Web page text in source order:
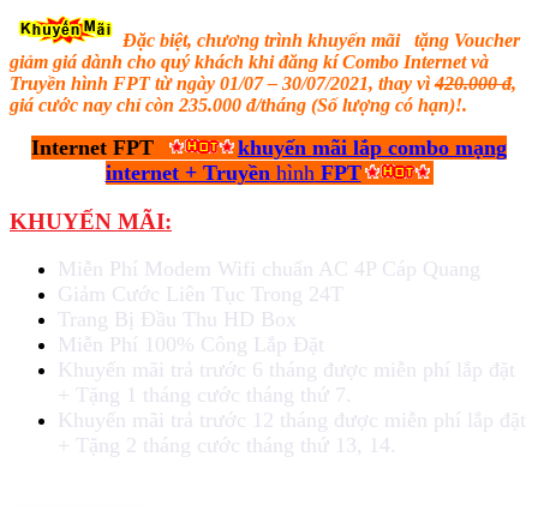
Đặc biệt, chương trình khuyến mãi tặng Voucher
giảm giá dành cho quý khách khi đăng kí Combo Internet và
Truyền hình FPT từ ngày 01/07 – 30/07/2021, thay vì420.000 đ,
giá cước nay chỉ còn 235.000 đ/tháng (Số lượng có hạn)!.
Internet FPT
khuyến mãi lắp combo mạng
internet + Truyền hình FPT
KHUYẾN MÃI:
Miễn Phí Modem Wifi chuẩn AC 4P Cáp Quang
Giảm Cước Liên Tục Trong 24T
Trang Bị Đầu Thu HD Box
Miễn Phí 100% Công Lắp Đặt
Khuyến mãi trả trước 6 tháng được miễn phí lắp đặt
+ Tặng 1 tháng cước tháng thứ 7.
Khuyến mãi trả trước 12 tháng được miễn phí lắp đặt
+ Tặng 2 tháng cước tháng thứ 13, 14.